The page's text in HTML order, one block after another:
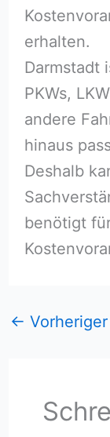
erhalten.
Darmstadt
PKWs,
andere
hinaus
Deshalb
benötigt
←